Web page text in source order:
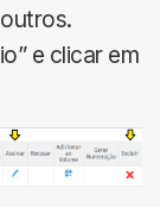
e clicar em